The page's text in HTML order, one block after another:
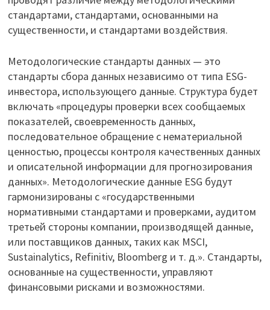
стандартами, стандартами, основанными на
существенности, и стандартами воздействия.
Методологические стандарты данных — это
стандарты сбора данных независимо от типа ESG-
инвестора, использующего данные. Структура будет
включать «процедуры проверки всех сообщаемых
показателей, своевременность данных,
последовательное обращение с нематериальной
ценностью, процессы контроля качественных данных
и описательной информации для прогнозирования
данных». Методологические данные ESG будут
гармонизированы с «государственными
нормативными стандартами и проверками, аудитом
третьей стороны компании, производящей данные,
или поставщиков данных, таких как MSCI,
Sustainalytics, Refinitiv, Bloomberg и т. д.». Стандарты,
основанные на существенности, управляют
финансовыми рисками и возможностями.